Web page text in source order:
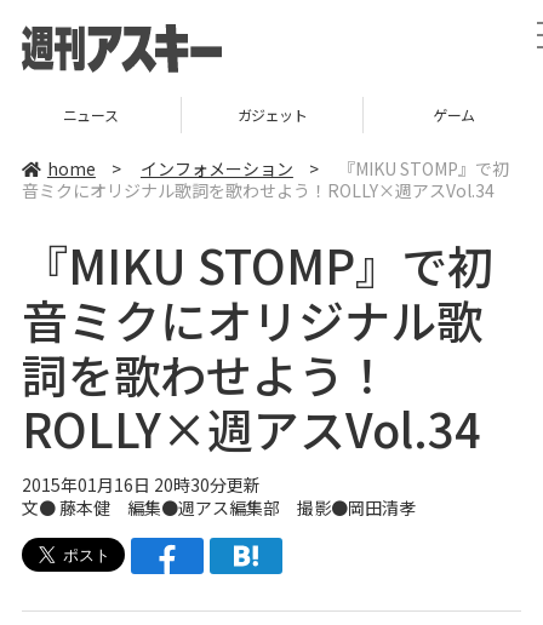
ニュース ガジェット ゲーム
home > インフォメーション >
『MIKU STOMP』で初
音ミクにオリジナル歌詞を歌わせよう！ROLLY×週アスVol.34
『MIKU STOMP』で初
音ミクにオリジナル歌
詞を歌わせよう！
ROLLY×週アスVol.34
2015年01月16日 20時30分更新
文●藤本健編集●週アス編集部 撮影●岡田清孝